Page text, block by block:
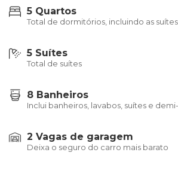
5 Quartos
Total de dormitórios, incluindo as suítes
5 Suítes
Total de suítes
8 Banheiros
Inclui banheiros, lavabos, suítes e
2 Vagas de garagem
Deixa o seguro do carro mais barato